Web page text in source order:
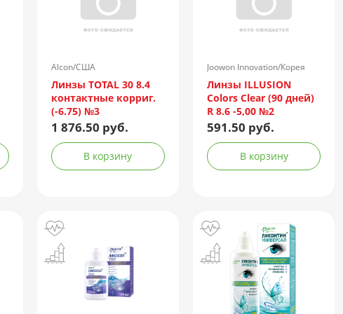
Alcon/США
Линзы TOTAL 30 8.4
контактные корриг.
(-6.75) №3
1 876.50 руб.
В корзину
Joowon Innovation/Корея
Линзы ILLUSION
Colors Clear (90 дней)
R 8.6 -5,00 №2
591.50 руб.
В корзину